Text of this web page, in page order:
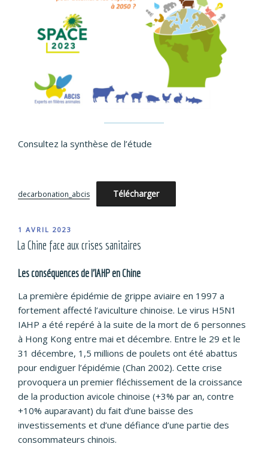
Consultez la synthèse de l’étude
decarbonation_abcis Télécharger
PUBLIÉ
LE
1 AVRIL 2023
La Chine face aux crises sanitaires
Les conséquences de l’IAHP en Chine
La première épidémie de grippe aviaire en 1997 a
fortement affecté l’aviculture chinoise. Le virus H5N1
IAHP a été repéré à la suite de la mort de 6 personnes
à Hong Kong entre mai et décembre. Entre le 29 et le
31 décembre, 1,5 millions de poulets ont été abattus
pour endiguer l’épidémie (Chan 2002). Cette crise
provoquera un premier fléchissement de la croissance
de la production avicole chinoise (+3% par an, contre
+10% auparavant) du fait d’une baisse des
investissements et d’une défiance d’une partie des
consommateurs chinois.